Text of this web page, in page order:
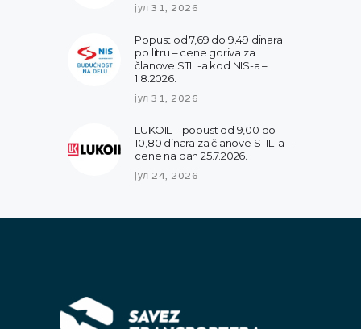
јул 31, 2026
Popust od 7,69 do 9.49 dinara
po litru – cene goriva za
članove STIL-a kod NIS-a –
1.8.2026.
јул 31, 2026
LUKOIL – popust od 9,00 do
10,80 dinara za članove STIL-a –
cene na dan 25.7.2026.
јул 24, 2026